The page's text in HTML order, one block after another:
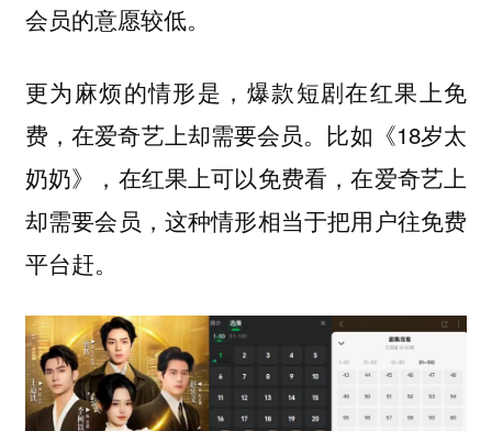
会员的意愿较低。
更为麻烦的情形是，爆款短剧在红果上免
费，在爱奇艺上却需要会员。比如《18岁太
奶奶》，在红果上可以免费看，在爱奇艺上
却需要会员，这种情形相当于把用户往免费
平台赶。